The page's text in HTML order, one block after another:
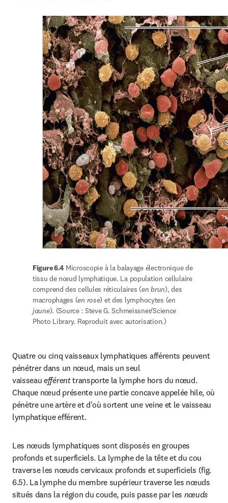
Figure 6.4 Microscopie à la balayage électronique de
tissu de nœud lymphatique. La population cellulaire
comprend des cellules réticulaires (en brun), des
macrophages (en rose) et des lymphocytes (en
jaune). (Source : Steve G. Schmeissner/Science
Photo Library. Reproduit avec autorisation.)
Quatre ou cinq vaisseaux lymphatiques afférents peuvent
pénétrer dans un nœud, mais un seul
vaisseau efférent transporte la lymphe hors du nœud.
Chaque nœud présente une partie concave appelée hile, où
pénètre une artère et d'où sortent une veine et le vaisseau
lymphatique efférent.
Les nœuds lymphatiques sont disposés en groupes
profonds et superficiels. La lymphe de la tête et du cou
traverse les nœuds cervicaux profonds et superficiels (fig.
6.5). La lymphe du membre supérieur traverse les nœuds
situés dans la région du coude, puis passe par les nœuds